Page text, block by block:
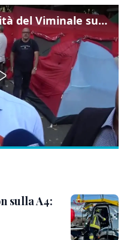
Gualtieri: "Responsabilità del Viminale su Spin Time? La posizione dei partiti è nota"
sulla A4: